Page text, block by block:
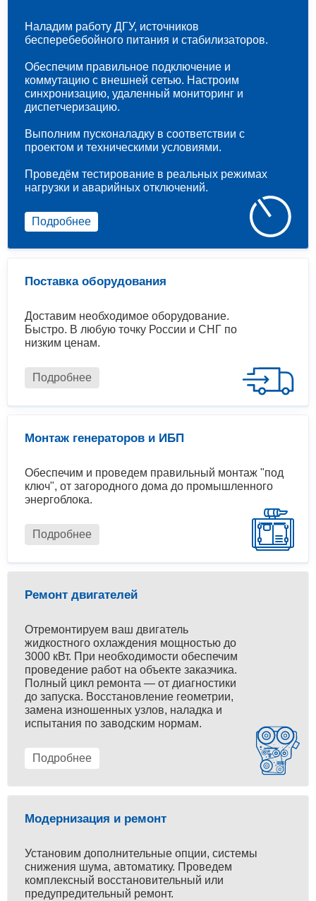
Поставка оборудования
Доставим необходимое оборудование.
Быстро. В любую точку России и СНГ по
низким ценам.
Подробнее
Монтаж генераторов и ИБП
Обеспечим и проведем правильный монтаж "под
ключ", от загородного дома до промышленного
энергоблока.
Подробнее
Наладим работу ДГУ, источников
бесперебебойного питания и стабилизаторов.
Обеспечим правильное подключение и
коммутацию с внешней сетью. Настроим
синхронизацию, удаленный мониторинг и
диспетчеризацию.
Выполним пусконаладку в соответствии с
проектом и техническими условиями.
Проведём тестирование в реальных режимах
нагрузки и аварийных отключений.
Подробнее
Ремонт двигателей
Отремонтируем ваш двигатель
жидкостного охлаждения мощностью до
3000 кВт. При необходимости обеспечим
проведение работ на объекте заказчика.
Полный цикл ремонта — от диагностики
до запуска. Восстановление геометрии,
замена изношенных узлов, наладка и
испытания по заводским нормам.
Подробнее
Модернизация и ремонт
Установим дополнительные опции, системы
снижения шума, автоматику. Проведем
комплексный восстановительный или
предупредительный ремонт.